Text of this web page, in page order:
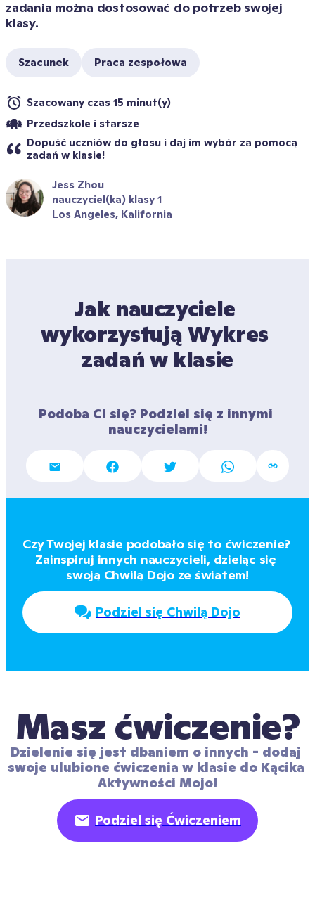
zadania można dostosować do potrzeb swojej
klasy.
Szacunek Praca zespołowa
Szacowany czas 15 minut(y)
Przedszkole i starsze
Dopuść uczniów do głosu i daj im wybór za pomocą
zadań w klasie!
Jess Zhou
nauczyciel(ka) klasy 1
Los Angeles, Kalifornia
Jak nauczyciele
wykorzystują Wykres
zadań w klasie
Podoba Ci się? Podziel się z innymi
nauczycielami!
Czy Twojej klasie podobało się to ćwiczenie?
Zainspiruj innych nauczycieli, dzieląc się
swoją Chwilą Dojo ze światem!
Podziel się Chwilą Dojo
Masz ćwiczenie?
Dzielenie się jest dbaniem o innych - dodaj
swoje ulubione ćwiczenia w klasie do Kącika
Aktywności Mojo!
Podziel się Ćwiczeniem